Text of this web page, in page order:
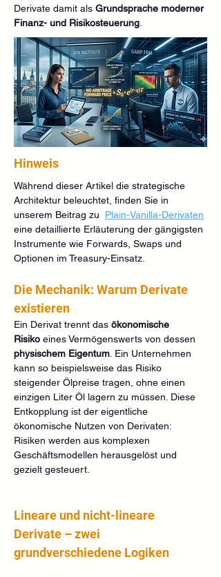
Derivate damit als Grundsprache moderner
Finanz- und Risikosteuerung
Hinweis
Während dieser Artikel die strategische
Architektur beleuchtet, finden Sie in
unserem Beitrag zu Plain-Vanilla-Derivaten
eine detaillierte Erläuterung der gängigsten
Instrumente wie Forwards, Swaps und
Optionen im Treasury-Einsatz.
Die Mechanik: Warum Derivate
existieren
Ein Derivat trennt das ökonomische
Risiko eines Vermögenswerts von dessen
physischem Eigentum . Ein Unternehmen
kann so beispielsweise das Risiko
steigender Ölpreise tragen, ohne einen
einzigen Liter Öl lagern zu müssen. Diese
Entkopplung ist der eigentliche
ökonomische Nutzen von Derivaten:
Risiken werden aus komplexen
Geschäftsmodellen herausgelöst und
gezielt gesteuert.
Lineare und nicht-lineare
Derivate – zwei
grundverschiedene Logiken